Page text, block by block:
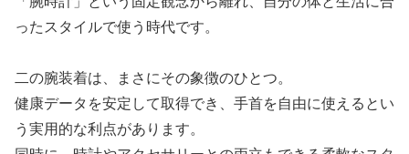
ったスタイルで使う時代です。
二の腕装着は、まさにその象徴のひとつ。
健康データを安定して取得でき、手首を自由に使えるとい
う実用的な利点があります。